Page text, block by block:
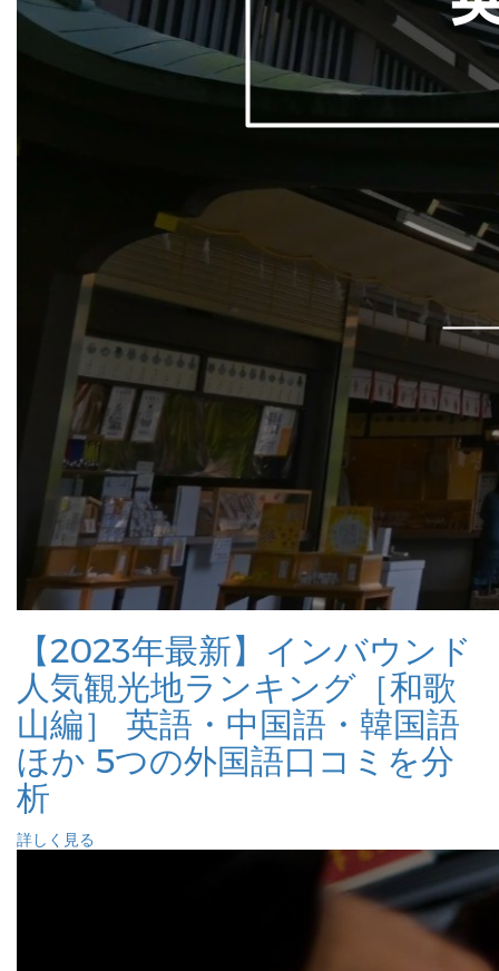
【2023年最新】インバウンド
人気観光地ランキング［和歌
山編］ 英語・中国語・韓国語
ほか 5つの外国語口コミを分
析
詳しく見る